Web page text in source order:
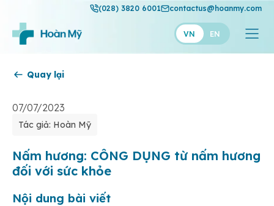
(028) 3820 6001 contactus@hoanmy.com
VN EN
Thuận Mỹ
Quay lại
07/07/2023
Tác giả: Hoàn Mỹ
Nấm hương: CÔNG DỤNG từ nấm hương
đối với sức khỏe
Nội dung bài viết